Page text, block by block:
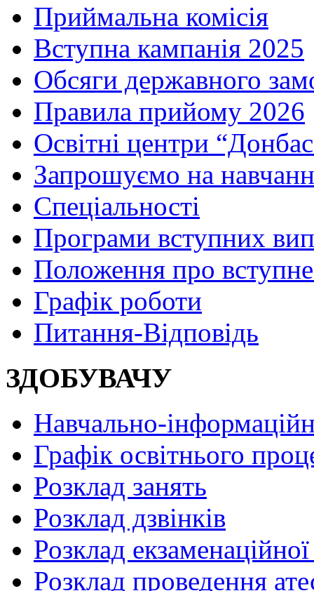
Приймальна комісія
Вступна кампанія 2025
Обсяги державного
Правила прийому 2026
Освітні центри
Запрошуємо на
Спеціальності
Програми вступних
Положення про
Графік роботи
Питання-Відповідь
ЗДОБУВАЧУ
Навчально-
Графік освітнього
Розклад занять
Розклад дзвінків
Розклад екзаменаційної
Розклад проведення